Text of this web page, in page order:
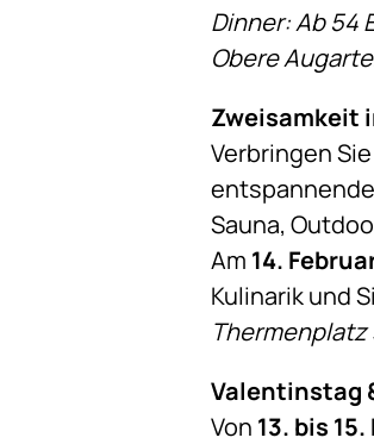
Dinner: Ab 54
Obere
Zweisamkeit
Verbringen
Sauna,
Am 14.
Kulinarik und
Thermenplatz
Valentinstag
Von 13. bis 15.